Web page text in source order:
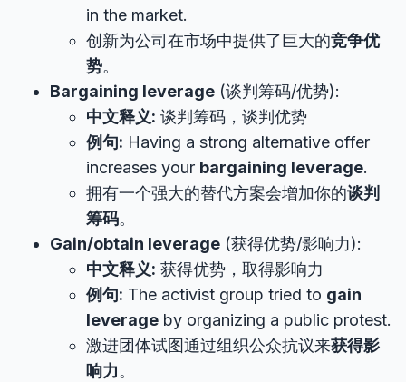
in the market.
创新为公司在市场中提供了巨大的竞争优
势。
Bargaining leverage (谈判筹码/优势):
中文释义: 谈判筹码，谈判优势
例句: Having a strong alternative offer
increases your bargaining leverage.
拥有一个强大的替代方案会增加你的谈判
筹码。
Gain/obtain leverage (获得优势/影响力):
中文释义: 获得优势，取得影响力
例句: The activist group tried to gain
leverage by organizing a public protest.
激进团体试图通过组织公众抗议来获得影
响力。